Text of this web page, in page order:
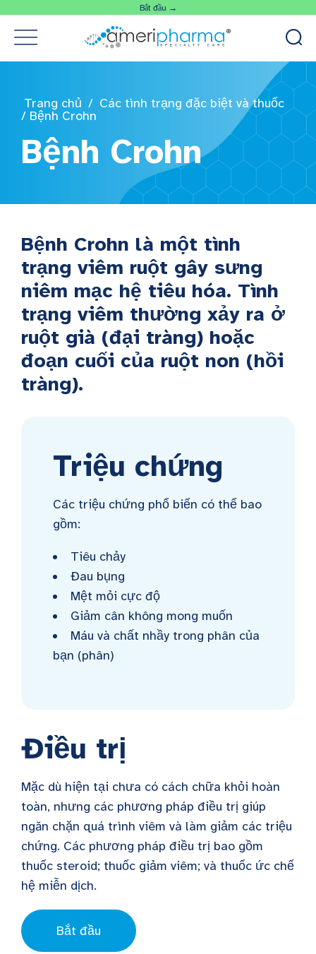
Bắt đầu →
Trang chủ / Các tình trạng đặc biệt và thuốc
/ Bệnh Crohn
Bệnh Crohn
Bệnh Crohn là một tình
trạng viêm ruột gây sưng
niêm mạc hệ tiêu hóa. Tình
trạng viêm thường xảy ra ở
ruột già (đại tràng) hoặc
đoạn cuối của ruột non (hồi
tràng).
Triệu chứng
Các triệu chứng phổ biến có thể bao
gồm:
Tiêu chảy
Đau bụng
Mệt mỏi cực độ
Giảm cân không mong muốn
Máu và chất nhầy trong phân của
bạn (phân)
Điều trị
Mặc dù hiện tại chưa có cách chữa khỏi hoàn
toàn, nhưng các phương pháp điều trị giúp
ngăn chặn quá trình viêm và làm giảm các triệu
chứng. Các phương pháp điều trị bao gồm
thuốc steroid; thuốc giảm viêm; và thuốc ức chế
hệ miễn dịch.
Bắt đầu